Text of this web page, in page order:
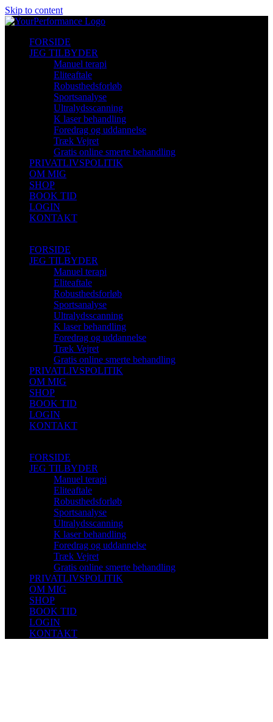
Skip to content
FORSIDE
JEG TILBYDER
Manuel terapi
Eliteaftale
Robusthedsforløb
Sportsanalyse
Ultralydsscanning
K laser behandling
Foredrag og uddannelse
Træk Vejret
Gratis online smerte behandling
PRIVATLIVSPOLITIK
OM MIG
SHOP
BOOK TID
LOGIN
KONTAKT
FORSIDE
JEG TILBYDER
Manuel terapi
Eliteaftale
Robusthedsforløb
Sportsanalyse
Ultralydsscanning
K laser behandling
Foredrag og uddannelse
Træk Vejret
Gratis online smerte behandling
PRIVATLIVSPOLITIK
OM MIG
SHOP
BOOK TID
LOGIN
KONTAKT
FORSIDE
JEG TILBYDER
Manuel terapi
Eliteaftale
Robusthedsforløb
Sportsanalyse
Ultralydsscanning
K laser behandling
Foredrag og uddannelse
Træk Vejret
Gratis online smerte behandling
PRIVATLIVSPOLITIK
OM MIG
SHOP
BOOK TID
LOGIN
KONTAKT